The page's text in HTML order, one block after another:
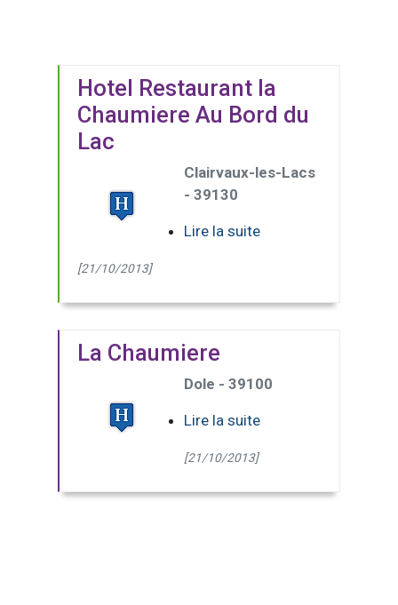
Hotel Restaurant la
Chaumiere Au Bord du
Lac
Clairvaux-les-Lacs
- 39130
Lire la suite
[21/10/2013]
La Chaumiere
Dole - 39100
Lire la suite
[21/10/2013]